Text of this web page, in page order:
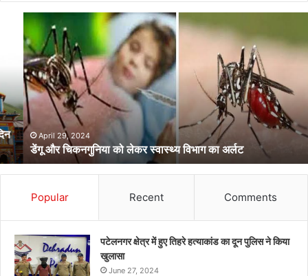
चिकनगुनिया
स्वास्थ्य
विभाग
का
अर्लट April 29, 2024
डेंगू और चिकनगुनिया को लेकर स्वास्थ्य विभाग का अर्लट
Popular Recent Comments
पटेलनगर क्षेत्र में हुए तिहरे हत्याकांड का दून पुलिस ने किया
खुलासा
June 27, 2024